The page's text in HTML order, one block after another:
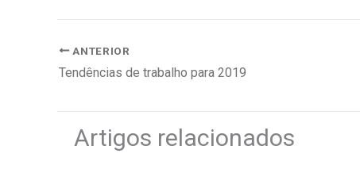
ANTERIOR
Tendências de trabalho para 2019
Artigos relacionados